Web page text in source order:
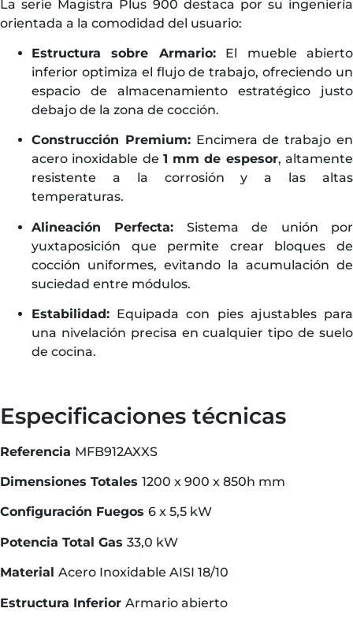
La serie Magistra Plus 900 destaca por su ingeniería
orientada a la comodidad del usuario:
Estructura sobre Armario:El mueble abierto
inferior optimiza el flujo de trabajo, ofreciendo un
espacio de almacenamiento estratégico justo
debajo de la zona de cocción.
Construcción Premium:Encimera de trabajo en
acero inoxidable de 1 mm de espesor, altamente
resistente a la corrosión y a las altas
temperaturas.
Alineación Perfecta: Sistema de unión por
yuxtaposición que permite crear bloques de
cocción uniformes, evitando la acumulación de
suciedad entre módulos.
Estabilidad: Equipada con pies ajustables para
una nivelación precisa en cualquier tipo de suelo
de cocina.
Especificaciones técnicas
Referencia MFB912AXXS
Dimensiones Totales 1200 x 900 x 850h mm
Configuración Fuegos 6 x 5,5 kW
Potencia Total Gas 33,0 kW
Material Acero Inoxidable AISI 18/10
Estructura Inferior Armario abierto